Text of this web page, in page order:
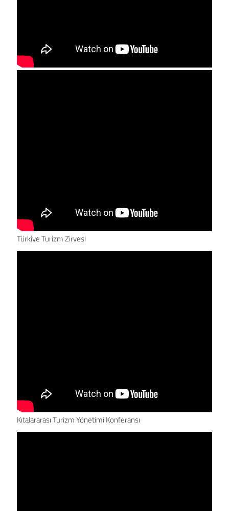
Türkiye Turizm Zirvesi
Kıtalararası Turizm Yönetimi Konferansı